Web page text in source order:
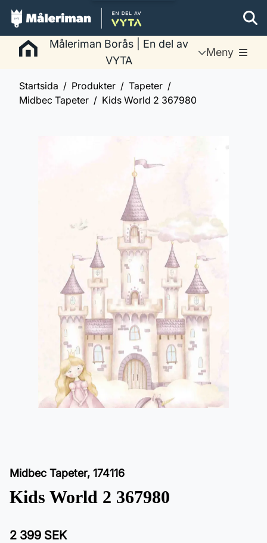
Måleriman Borås | En del av
VYTA
Meny
Startsida Produkter
Tapeter
Midbec Tapeter
Kids World 2 367980
Midbec Tapeter, 174116
Kids World 2 367980
2 399 SEK